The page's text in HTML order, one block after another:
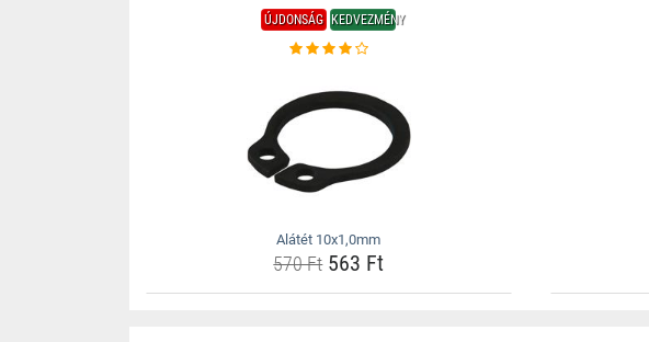
ÚJDONSÁG KEDVEZMÉNY
Alátét 10x1,0mm
570 Ft563 Ft